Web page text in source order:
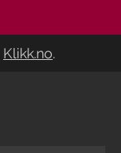
Klikk.no.